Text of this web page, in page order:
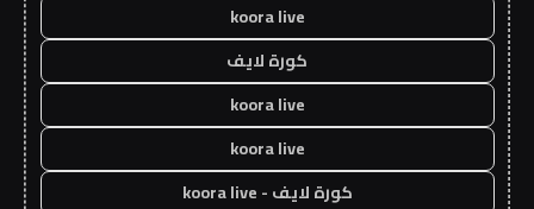
koora live
كورة لايف
koora live
koora live
كورة لايف - koora live